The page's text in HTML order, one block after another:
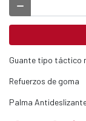
Guante tipo táctico
Refuerzos de goma
Palma